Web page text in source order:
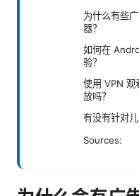
为什么有些
器？
如何在
验？
使用 VPN 观
放吗？
有没有针对
Sources: